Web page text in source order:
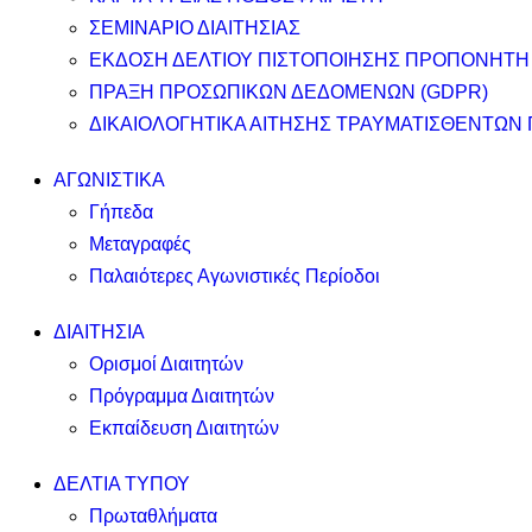
ΣΕΜΙΝΑΡΙΟ ΔΙΑΙΤΗΣΙΑΣ
ΕΚΔΟΣΗ ΔΕΛΤΙΟΥ ΠΙΣΤΟΠΟΙΗΣΗΣ ΠΡΟΠΟΝΗΤΗ
ΠΡΑΞΗ ΠΡΟΣΩΠΙΚΩΝ ΔΕΔΟΜΕΝΩΝ (GDPR)
ΔΙΚΑΙΟΛΟΓΗΤΙΚΑ ΑΙΤΗΣΗΣ ΤΡΑΥΜΑΤΙΣΘΕΝΤΩΝ
ΑΓΩΝΙΣΤΙΚΑ
Γήπεδα
Μεταγραφές
Παλαιότερες Αγωνιστικές Περίοδοι
ΔΙΑΙΤΗΣΙΑ
Ορισμοί Διαιτητών
Πρόγραμμα Διαιτητών
Εκπαίδευση Διαιτητών
ΔΕΛΤΙΑ ΤΥΠΟΥ
Πρωταθλήματα